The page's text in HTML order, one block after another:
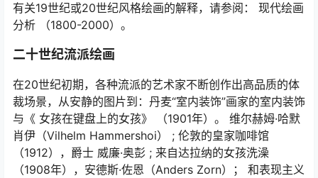
有关19世纪或20世纪风格绘画的解释，请参阅： 现代绘画
分析 （1800-2000）。
二十世纪流派绘画
在20世纪初期，各种流派的艺术家不断创作出高品质的体
裁场景，从安静的图片到：丹麦“室内装饰”画家的室内装饰
与《 女孩在键盘上的女孩》
（1901年）。 维尔赫姆·哈默
肖伊（Vilhelm Hammershoi） ; 伦敦的皇家咖啡馆
（1912），爵士 威廉·奥彭 ; 来自达拉纳的女孩洗澡
（1908年），安德斯·佐恩（Anders Zorn）； 和表现主义